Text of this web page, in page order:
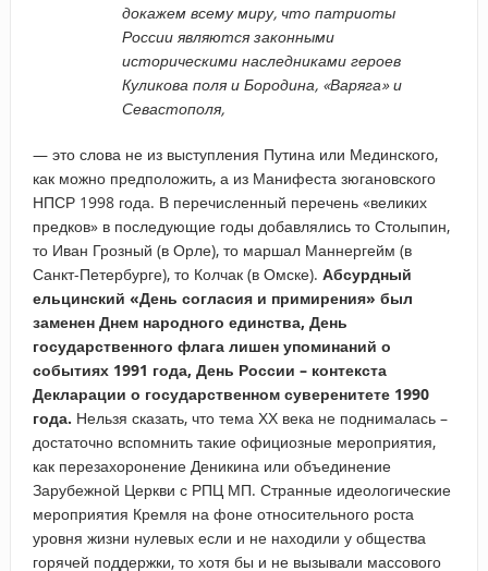
докажем всему миру, что патриоты
России являются законными
историческими наследниками героев
Куликова поля и Бородина, «Варяга» и
Севастополя,
— это слова не из выступления Путина или Мединского,
как можно предположить, а из Манифеста зюгановского
НПСР 1998 года. В перечисленный перечень «великих
предков» в последующие годы добавлялись то Столыпин,
то Иван Грозный (в Орле), то маршал Маннергейм (в
Санкт-Петербурге), то Колчак (в Омске). Абсурдный
ельцинский «День согласия и примирения» был
заменен Днем народного единства, День
государственного флага лишен упоминаний о
событиях 1991 года, День России – контекста
Декларации о государственном суверенитете 1990
года. Нельзя сказать, что тема ХХ века не поднималась –
достаточно вспомнить такие официозные мероприятия,
как перезахоронение Деникина или объединение
Зарубежной Церкви с РПЦ МП. Странные идеологические
мероприятия Кремля на фоне относительного роста
уровня жизни нулевых если и не находили у общества
горячей поддержки, то хотя бы и не вызывали массового